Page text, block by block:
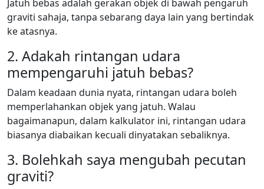
Jatuh bebas adalah gerakan objek di bawah pengaruh
graviti sahaja, tanpa sebarang daya lain yang bertindak
ke atasnya.
2. Adakah rintangan udara
mempengaruhi jatuh bebas?
Dalam keadaan dunia nyata, rintangan udara boleh
memperlahankan objek yang jatuh. Walau
bagaimanapun, dalam kalkulator ini, rintangan udara
biasanya diabaikan kecuali dinyatakan sebaliknya.
3. Bolehkah saya mengubah pecutan
graviti?